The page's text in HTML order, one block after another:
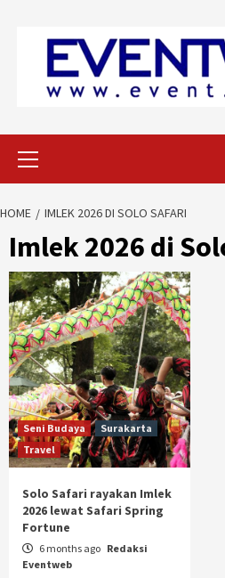
HOME IMLEK 2026 DI SOLO SAFARI
Imlek 2026 di
Seni Budaya
Surakarta
Travel
Solo Safari rayakan Imlek
2026 lewat Safari Spring
Fortune
6 months ago Redaksi
Eventweb